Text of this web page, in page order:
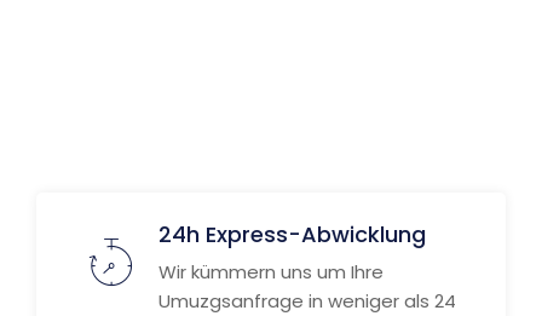
24h Express-Abwicklung
Wir kümmern uns um Ihre
Umuzgsanfrage in weniger als 24